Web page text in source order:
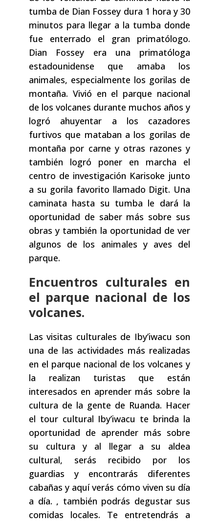
tumba de Dian Fossey dura 1 hora y 30
minutos para llegar a la tumba donde
fue enterrado el gran primatólogo.
Dian Fossey era una primatóloga
estadounidense que amaba los
animales, especialmente los gorilas de
montaña. Vivió en el parque nacional
de los volcanes durante muchos años y
logró ahuyentar a los cazadores
furtivos que mataban a los gorilas de
montaña por carne y otras razones y
también logró poner en marcha el
centro de investigación Karisoke junto
a su gorila favorito llamado Digit. Una
caminata hasta su tumba le dará la
oportunidad de saber más sobre sus
obras y también la oportunidad de ver
algunos de los animales y aves del
parque.
Encuentros culturales en
el parque nacional de los
volcanes.
Las visitas culturales de Iby’iwacu son
una de las actividades más realizadas
en el parque nacional de los volcanes y
la realizan turistas que están
interesados ​​en aprender más sobre la
cultura de la gente de Ruanda. Hacer
el tour cultural Iby’iwacu te brinda la
oportunidad de aprender más sobre
su cultura y al llegar a su aldea
cultural, serás recibido por los
guardias y encontrarás diferentes
cabañas y aquí verás cómo viven su día
a día. , también podrás degustar sus
comidas locales. Te entretendrás a